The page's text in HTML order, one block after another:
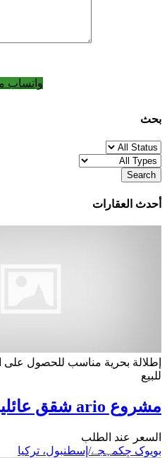
واتساب
بحث
Search
أحدث العقارات
إطلالة بحرية مناسب للحصول على
للبيع
مشروع ario شقق عائلية بإطلالة بحر مرمرة
السعر عند الطلب
بویوک چکمہجے/إسطنبول، تركيا